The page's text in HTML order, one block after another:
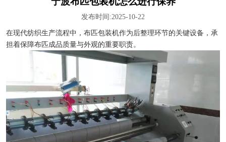
发布时间:2025-10-22
在现代纺织生产流程中，布匹包装机作为后整理环节的关键设备，承
担着保障布匹成品质量与外观的重要职责。